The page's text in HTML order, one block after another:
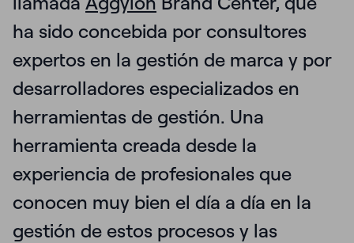
ha sido concebida por consultores
expertos en la gestión de marca y por
desarrolladores especializados en
herramientas de gestión. Una
herramienta creada desde la
experiencia de profesionales que
conocen muy bien el día a día en la
gestión de estos procesos y las